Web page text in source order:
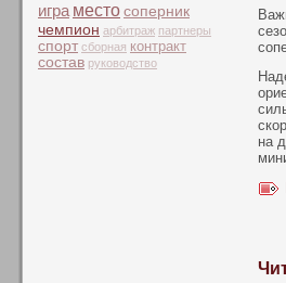
игра место соперник
чемпион арбитраж партнеры
спорт сборная контракт
состав руководство
на